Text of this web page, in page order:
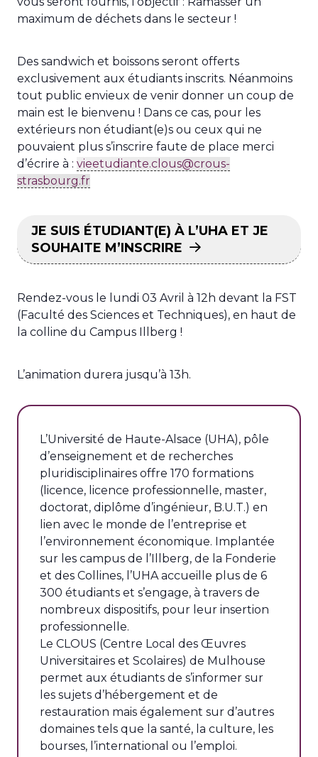
maximum de déchets dans le secteur !
Des sandwich et boissons seront offerts
exclusivement aux étudiants inscrits. Néanmoins
tout public envieux de venir donner un coup de
main est le bienvenu ! Dans ce cas, pour les
extérieurs non étudiant(e)s ou ceux qui ne
pouvaient plus s’inscrire faute de place merci
d’écrire à : vieetudiante.clous@crous-
strasbourg.fr
JE SUIS ÉTUDIANT(E) À L’UHA ET JE
SOUHAITE M’INSCRIRE
Rendez-vous le lundi 03 Avril à 12h devant la FST
(Faculté des Sciences et Techniques), en haut de
la colline du Campus Illberg !
L’animation durera jusqu’à 13h.
L’Université de Haute-Alsace (UHA), pôle
d’enseignement et de recherches
pluridisciplinaires offre 170 formations
(licence, licence professionnelle, master,
doctorat, diplôme d’ingénieur, B.U.T.) en
lien avec le monde de l’entreprise et
l’environnement économique. Implantée
sur les campus de l’Illberg, de la Fonderie
et des Collines, l’UHA accueille plus de 6
300 étudiants et s’engage, à travers de
nombreux dispositifs, pour leur insertion
professionnelle.
Le CLOUS (Centre Local des Œuvres
Universitaires et Scolaires) de Mulhouse
permet aux étudiants de s’informer sur
les sujets d’hébergement et de
restauration mais également sur d’autres
domaines tels que la santé, la culture, les
bourses, l’international ou l’emploi.